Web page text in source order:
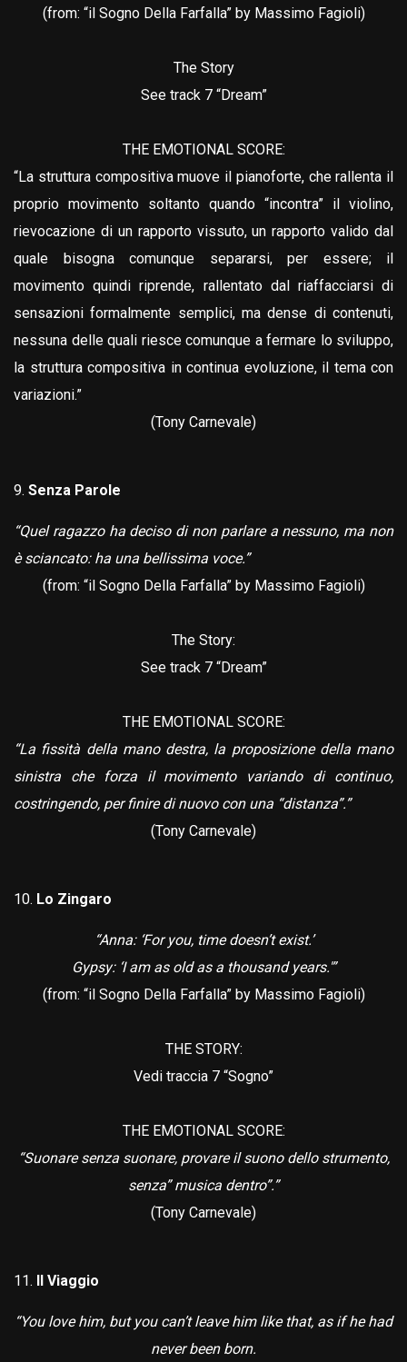
(from: “il Sogno Della Farfalla” by Massimo Fagioli)
The Story
See track 7 “Dream”
THE EMOTIONAL SCORE:
“La struttura compositiva muove il pianoforte, che rallenta il
proprio movimento soltanto quando “incontra” il violino,
rievocazione di un rapporto vissuto, un rapporto valido dal
quale bisogna comunque separarsi, per essere; il
movimento quindi riprende, rallentato dal riaffacciarsi di
sensazioni formalmente semplici, ma dense di contenuti,
nessuna delle quali riesce comunque a fermare lo sviluppo,
la struttura compositiva in continua evoluzione, il tema con
variazioni.”
(Tony Carnevale)
Senza Parole
“Quel ragazzo ha deciso di non parlare a nessuno, ma non
è sciancato: ha una bellissima voce.”
(from: “il Sogno Della Farfalla” by Massimo Fagioli)
The Story:
See track 7 “Dream”
THE EMOTIONAL SCORE:
“La fissità della mano destra, la proposizione della mano
sinistra che forza il movimento variando di continuo,
costringendo, per finire di nuovo con una “distanza”.”
(Tony Carnevale)
Lo Zingaro
“Anna: ‘For you, time doesn’t exist.’
Gypsy: ‘I am as old as a thousand years.'”
(from: “il Sogno Della Farfalla” by Massimo Fagioli)
THE STORY:
Vedi traccia 7 “Sogno”
THE EMOTIONAL SCORE:
“Suonare senza suonare, provare il suono dello strumento,
senza” musica dentro”.”
(Tony Carnevale)
Il Viaggio
“You love him, but you can’t leave him like that, as if he had
never been born.